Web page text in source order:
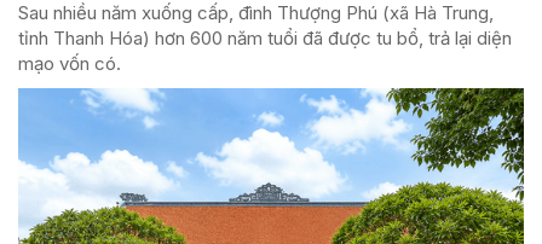
Sau nhiều năm xuống cấp, đình Thượng Phú (xã Hà Trung,
tỉnh Thanh Hóa) hơn 600 năm tuổi đã được tu bổ, trả lại diện
mạo vốn có.